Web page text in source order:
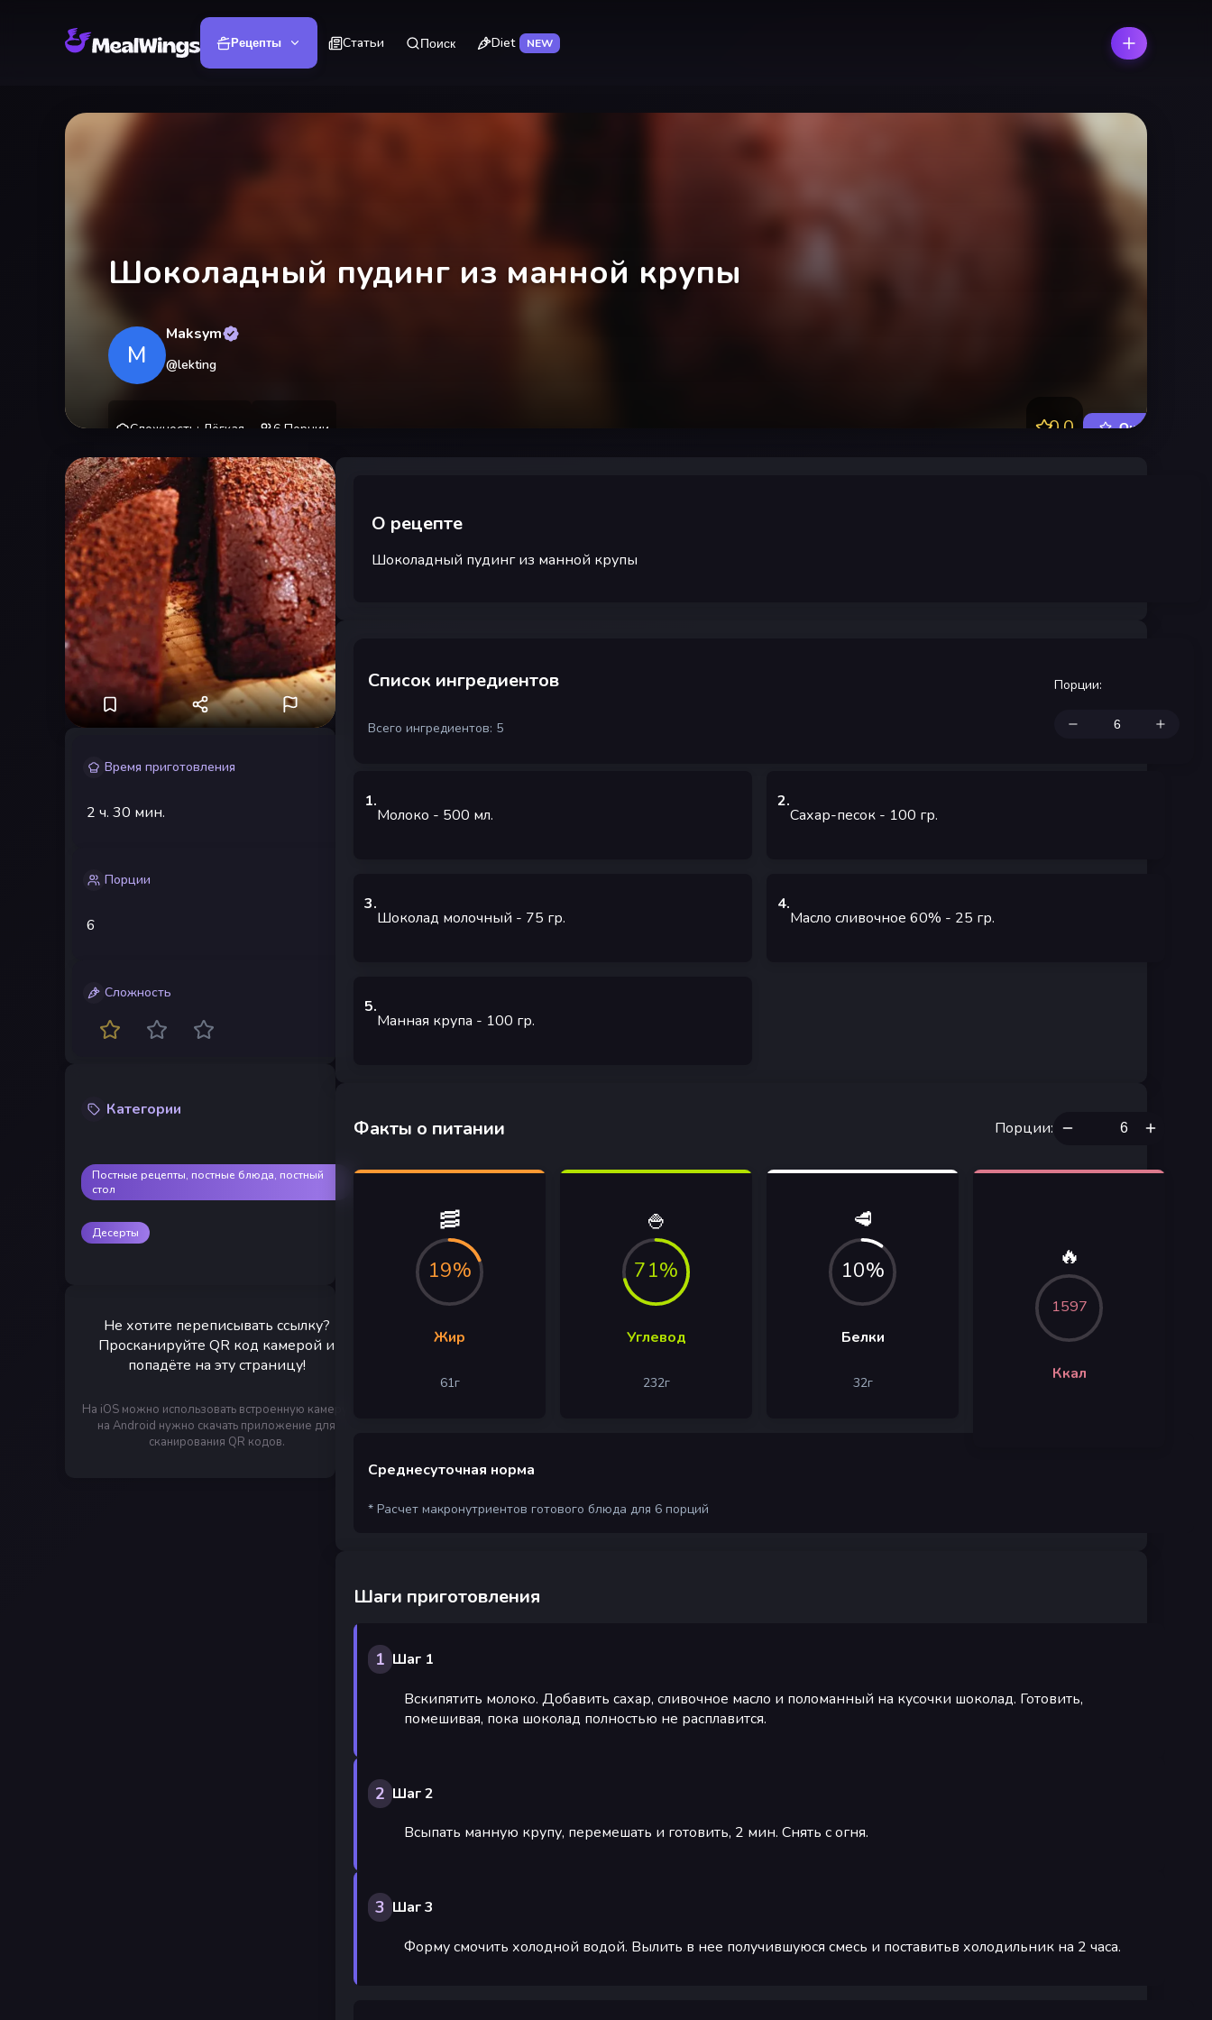
Рецепты Статьи Поиск Diet NEW
Шоколадный пудинг из манной крупы
M
Maksym
@lekting
Сложность : Лёгкая 6 Порции 0.0 Оценить
Время приготовления
2 ч. 30 мин.
Порции
6
Сложность
Категории
Постные рецепты, постные блюда, постный
стол
Десерты
Не хотите переписывать ссылку?
Просканируйте QR код камерой и
попадёте на эту страницу!
На iOS можно использовать встроенную камеру,
на Android нужно скачать приложение для
сканирования QR кодов.
О рецепте
Шоколадный пудинг из манной крупы
Список ингредиентов
Всего ингредиентов: 5
Порции:
1.
Молоко - 500 мл.
2.
Сахар-песок - 100 гр.
3.
Шоколад молочный - 75 гр.
4.
Масло сливочное 60% - 25 гр.
5.
Манная крупа - 100 гр.
Факты о питании Порции:
🥓
19%
Жир
61г
🍚
71%
Углевод
232г
🥩
10%
Белки
32г
🔥
1597
Ккал
Среднесуточная норма
* Расчет макронутриентов готового блюда для 6 порций
Шаги приготовления
1 Шаг 1
Вскипятить молоко. Добавить сахар, сливочное масло и поломанный на кусочки шоколад. Готовить,
помешивая, пока шоколад полностью не расплавится.
2 Шаг 2
Всыпать манную крупу, перемешать и готовить, 2 мин. Снять с огня.
3 Шаг 3
Форму смочить холодной водой. Вылить в нее получившуюся смесь и поставитьв холодильник на 2 часа.